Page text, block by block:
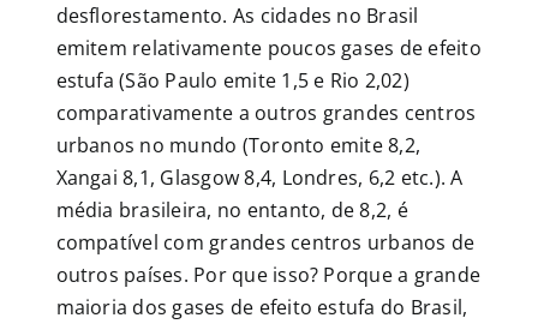
desflorestamento. As cidades no Brasil
emitem relativamente poucos gases de efeito
estufa (São Paulo emite 1,5 e Rio 2,02)
comparativamente a outros grandes centros
urbanos no mundo (Toronto emite 8,2,
Xangai 8,1, Glasgow 8,4, Londres, 6,2 etc.). A
média brasileira, no entanto, de 8,2, é
compatível com grandes centros urbanos de
outros países. Por que isso? Porque a grande
maioria dos gases de efeito estufa do Brasil,